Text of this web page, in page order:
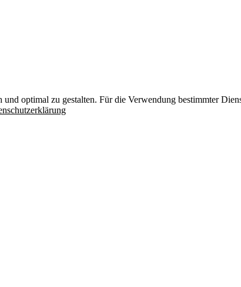
optimal zu gestalten. Für die Verwendung bestimmter